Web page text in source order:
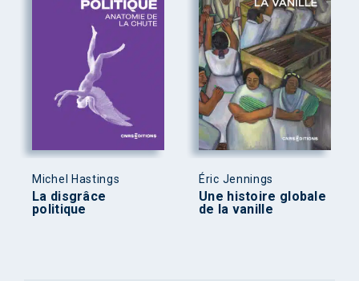
Michel Hastings
La disgrâce
politique
Éric Jennings
Une histoire globale
de la vanille